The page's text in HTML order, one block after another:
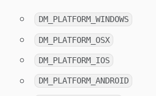
DM_PLATFORM_WINDOWS
DM_PLATFORM_OSX
DM_PLATFORM_IOS
DM_PLATFORM_ANDROID